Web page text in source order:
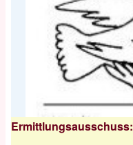
Ermittlungsausschuss: